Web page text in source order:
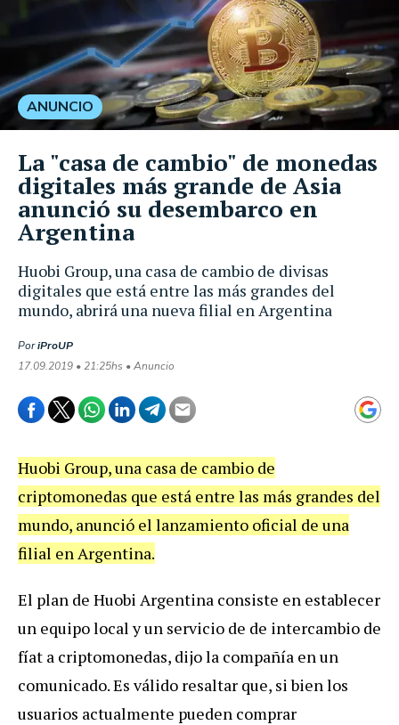
Huobi Group, una casa de cambio de divisas
digitales que está entre las más grandes del
mundo, abrirá una nueva filial en Argentina
PoriProUP
17.09.2019 • 21:25hs • Anuncio
ANUNCIO
La "casa de cambio" de monedas
digitales más grande de Asia
anunció su desembarco en
Argentina
Huobi Group, una casa de cambio de
criptomonedas que está entre las más grandes del
mundo, anunció el lanzamiento oficial de una
filial en Argentina.
El plan de Huobi Argentina consiste en establecer
un equipo local y un servicio de de intercambio de
fíat a criptomonedas, dijo la compañía en un
comunicado. Es válido resaltar que, si bien los
usuarios actualmente pueden comprar